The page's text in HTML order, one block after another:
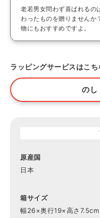
老若男女問わず喜ばれるの
わったものを贈りませんか
物にもおすすめですよ。
ラッピングサービスはこち
のし
原産国
日本
箱サイズ
幅26×奥行19×高さ7.5cm